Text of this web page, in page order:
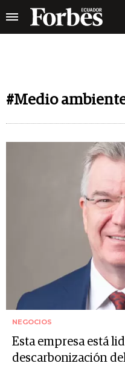
#Medio
NEGOCIOS
Esta empresa está
descarbonización